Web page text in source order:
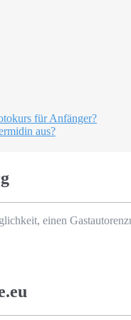
für Anfänger?
aus?
einen